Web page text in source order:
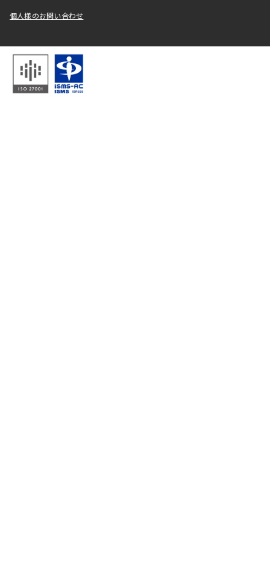
個人様のお問い合わせ